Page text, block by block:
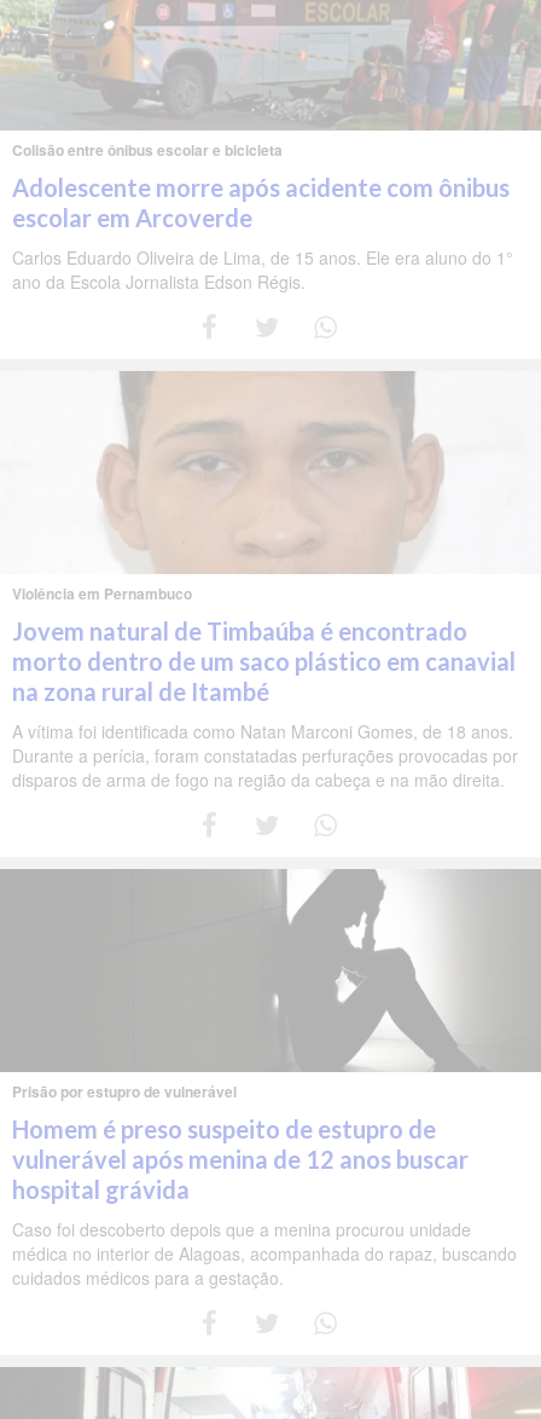
Colisão entre ônibus escolar e bicicleta
Adolescente morre após acidente com ônibus
escolar em Arcoverde
Carlos Eduardo Oliveira de Lima, de 15 anos. Ele era aluno do 1°
ano da Escola Jornalista Edson Régis.
Violência em Pernambuco
Jovem natural de Timbaúba é encontrado
morto dentro de um saco plástico em canavial
na zona rural de Itambé
A vítima foi identificada como Natan Marconi Gomes, de 18 anos.
Durante a perícia, foram constatadas perfurações provocadas por
disparos de arma de fogo na região da cabeça e na mão direita.
Prisão por estupro de vulnerável
Homem é preso suspeito de estupro de
vulnerável após menina de 12 anos buscar
hospital grávida
Caso foi descoberto depois que a menina procurou unidade
médica no interior de Alagoas, acompanhada do rapaz, buscando
cuidados médicos para a gestação.